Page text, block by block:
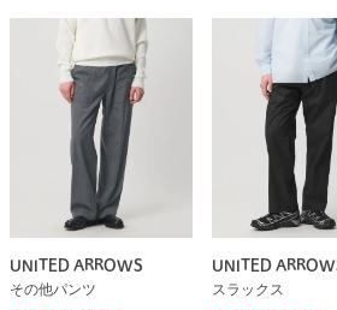
UNITED ARROWS
その他パンツ
UNITED
スラックス